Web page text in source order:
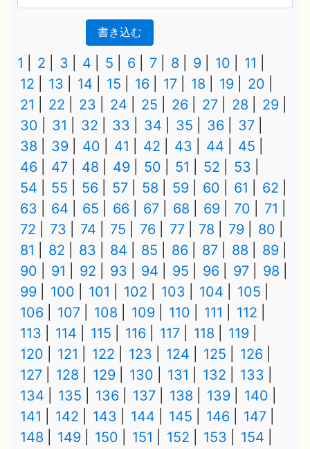
書き込む
1 2 3 4 5 6 7 8 9 10
11
12
13 14 15 16 17 18 19
20
21
22 23 24 25 26 27 28
29
30
31 32 33 34 35 36
37
38
39 40 41 42 43 44
45
46
47 48 49 50 51 52
53
54
55 56 57 58 59 60 61
62
63
64 65 66 67 68 69 70
71
72
73 74 75 76 77 78 79
80
81
82 83 84 85 86 87 88
89
90
91 92 93 94 95 96 97
98
99
100 101 102 103 104
105
106
107 108 109 110 111
112
113
114 115 116 117 118
119
120
121 122 123 124 125
126
127
128 129 130 131 132
133
134
135 136 137 138 139
140
141
142 143 144 145 146
147
148
149 150 151 152 153
154